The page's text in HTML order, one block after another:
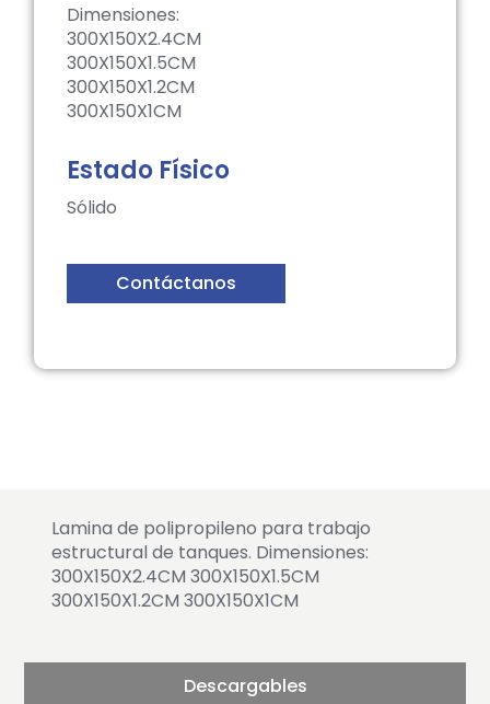
Dimensiones:
300X150X2.4CM
300X150X1.5CM
300X150X1.2CM
300X150X1CM
Estado Físico
Sólido
Contáctanos
Descargables
Lamina de polipropileno para trabajo
estructural de tanques. Dimensiones:
300X150X2.4CM 300X150X1.5CM
300X150X1.2CM 300X150X1CM